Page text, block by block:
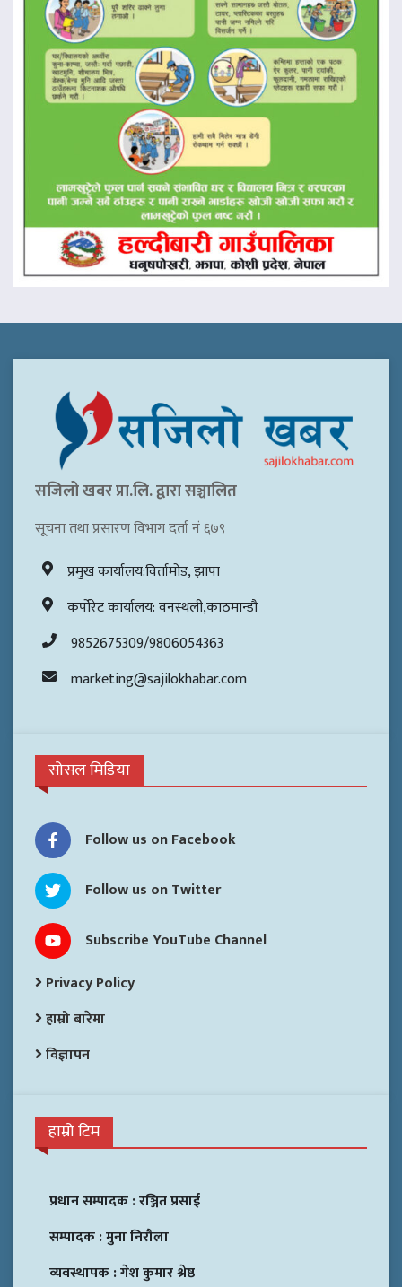
सजिलो खवर प्रा.लि. द्वारा सञ्चालित
सूचना तथा प्रसारण विभाग दर्ता नं ६७९
प्रमुख कार्यालय:विर्तामोड, झापा
कर्पोरेट कार्यालय: वनस्थली,काठमान्डौ
9852675309/9806054363
marketing@sajilokhabar.com
सोसल मिडिया
Follow us on Facebook
Follow us on Twitter
Subscribe YouTube Channel
Privacy Policy
हाम्रो बारेमा
विज्ञापन
हाम्रो टिम
प्रधान सम्पादक :रञ्जित प्रसाई
सम्पादक :मुना निरौला
व्यवस्थापक :गेश कुमार श्रेष्ठ